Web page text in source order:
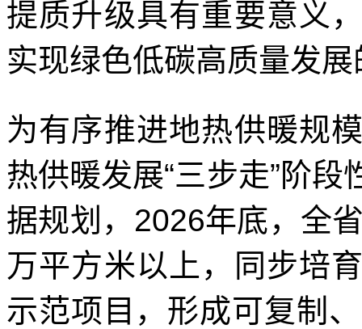
提质升级具有重要意义
实现绿色低碳高质量发
为有序推进地热供暖规
热供暖发展“三步走”阶
据规划，2026年底，全
万平方米以上，同步培
示范项目，形成可复制